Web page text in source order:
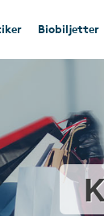
Biobiljetter